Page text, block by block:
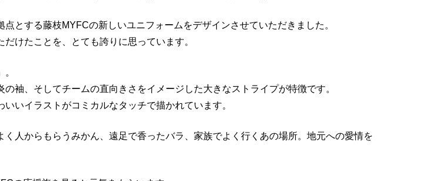
とする藤枝MYFCの新しいユニフォームをデザインさせていただきました。
けたことを、とても誇りに思っています。
袖、そしてチームの直向きさをイメージした大きなストライプが特徴です。
いイラストがコミカルなタッチで描かれています。
く人からもらうみかん、遠足で香ったバラ、家族でよく行くあの場所。地元への愛情を